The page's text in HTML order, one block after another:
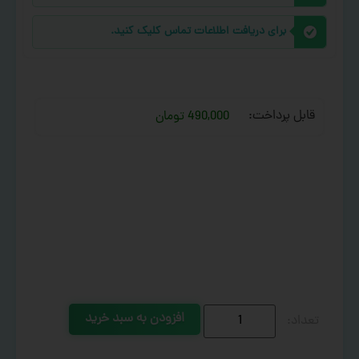
برای دریافت اطلاعات تماس کلیک کنید.
قابل پرداخت: 490,000 تومان
افزودن به سبد خرید